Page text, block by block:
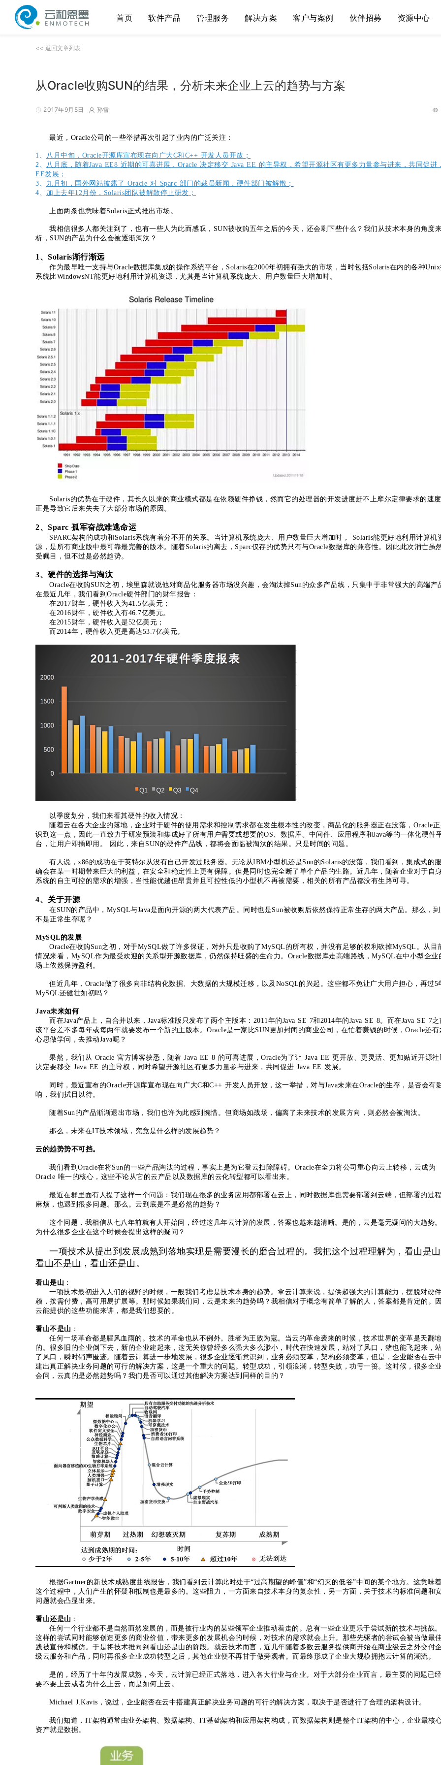
首页 软件产品 管理服务 解决方案 客户与案例 伙伴招募 资源中心
<< 返回文章列表
从Oracle收购SUN的结果，分析未来企业上云的趋势与方案
2017年9月5日 孙雪
最近，Oracle公司的一些举措再次引起了业内的广泛关注：
1、 八月中旬，Oracle开源库宣布现在向广大C和C++ 开发人员开放 ；
2、
八月底，随着Java EE8 近期的可喜进展，Oracle 决定移交 Java EE 的主导权，希望开源社区有更多力量参与进来，共同促进
EE发展 ；
3、 九月初，国外网站披露了 Oracle 对 Sparc 部门的裁员新闻，硬件部门被解散 ；
4、 加上去年12月份，Solaris团队被解散停止研发 ；
上面两条也意味着Solaris正式推出市场。
我相信很多人都关注到了，也有一些人为此而感叹，SUN被收购五年之后的今天，还会剩下些什么？我们从技术本身的角度
析，SUN的产品为什么会被逐渐淘汰？
1、Solaris渐行渐远
作为最早唯一支持与Oracle数据库集成的操作系统平台，Solaris在2000年初拥有强大的市场，当时包括Solaris在内的各种
系统比WindowsNT能更好地利用计算机资源，尤其是当计算机系统庞大、用户数量巨大增加时。
Solaris的优势在于硬件，其长久以来的商业模式都是在依赖硬件挣钱，然而它的处理器的开发进度赶不上摩尔定律要求的速
正是导致它后来失去了大部分市场的原因。
2、Sparc 孤军奋战难逃命运
SPARC架构的成功和Solaris系统有着分不开的关系。当计算机系统庞大、用户数量巨大增加时， Solaris能更好地利用计算机
源，是所有商业版中最可靠最完善的版本。随着Solaris的离去，Sparc仅存的优势只有与Oracle数据库的兼容性。因此此次消亡虽
受瞩目，但不过是必然趋势。
3、硬件的选择与淘汰
Oracle在收购SUN之初，埃里森就说他对商品化服务器市场没兴趣，会淘汰掉Sun的众多产品线，只集中于非常强大的高端产
在最近几年，我们看到Oracle硬件部门的财年报告：
在2017财年，硬件收入为41.5亿美元；
在2016财年，硬件收入有46.7亿美元。
在2015财年，硬件收入是52亿美元；
而2014年，硬件收入更是高达53.7亿美元。
以季度划分，我们来看其硬件的收入情况：
随着云在各大企业的落地，企业对于硬件的使用需求和控制需求都在发生根本性的改变，商品化的服务器正在没落，Oracle
识到这一点，因此一直致力于研发预装和集成好了所有用户需要或想要的OS、数据库、中间件、应用程序和Java等的一体化硬件
台，让用户即插即用。 因此，来自SUN的硬件产品线，都将会面临被淘汰的结果。只是时间的问题。
有人说，x86的成功在于英特尔从没有自己开发过服务器。无论从IBM小型机还是Sun的Solaris的没落，我们看到，集成式的
确会在某一时期带来巨大的利益，在安全和稳定性上更有保障。但是同时也完全断了单个产品的生路。近几年，随着企业对于自
系统的自主可控的需求的增强，当性能优越但昂贵并且可控性低的小型机不再被需要，相关的所有产品都没有生路可寻。
4、关于开源
在SUN的产品中，MySQL与Java是面向开源的两大代表产品。同时也是Sun被收购后依然保持正常生存的两大产品。那么，
不是正常生存呢？
MySQL的发展
Oracle在收购Sun之初，对于MySQL做了许多保证，对外只是收购了MySQL的所有权，并没有足够的权利砍掉MySQL。从目
情况来看，MySQL作为最受欢迎的关系型开源数据库，仍然保持旺盛的生命力。Oracle数据库走高端路线，MySQL在中小型企业
场上依然保持盈利。
但近几年，Oracle做了很多向非结构化数据、大数据的大规模迁移，以及NoSQL的兴起。这些都不免让广大用户担心，再过5
MySQL还健壮如初吗？
Java未来如何
而在Java产品上，自合并以来，Java标准版只发布了两个主版本：2011年的Java SE 7和2014年的Java SE 8。而在Java SE 7之
该平台差不多每年或每两年就要发布一个新的主版本。Oracle是一家比SUN更加封闭的商业公司，在忙着赚钱的时候，Oracle还有
心思做学问，去推动Java呢？
果然，我们从 Oracle 官方博客获悉，随着 Java EE 8 的可喜进展，Oracle为了让 Java EE 更开放、更灵活、更加贴近开源社
决定要移交 Java EE 的主导权，同时希望开源社区有更多力量参与进来，共同促进 Java EE 发展。
同时，最近宣布的Oracle开源库宣布现在向广大C和C++ 开发人员开放，这一举措，对与Java未来在Oracle的生存，是否会有
响，我们拭目以待。
随着Sun的产品渐渐退出市场，我们也许为此感到惋惜。但商场如战场，偏离了未来技术的发展方向，则必然会被淘汰。
那么，未来在IT技术领域，究竟是什么样的发展趋势？
云的趋势势不可挡。
我们看到Oracle在将Sun的一些产品淘汰的过程，事实上是为它登云扫除障碍。Oracle在全力将公司重心向云上转移，云成为
Oracle 唯一的核心，这些不论从它的云产品以及数据库的云化转型都可以看出来。
最近在群里面有人提了这样一个问题：我们现在很多的业务应用都部署在云上，同时数据库也需要部署到云端，但部署的过
麻烦，也遇到很多问题。那么。云到底是不是必然的趋势？
这个问题，我相信从七八年前就有人开始问，经过这几年云计算的发展，答案也越来越清晰。是的，云是毫无疑问的大趋势
为什么很多企业在这个时候会提出这样的疑问？
一项技术从提出到发展成熟到落地实现是需要漫长的磨合过程的。我把这个过程理解为， 看山是山
看山不是山 ， 看山还是山 。
看山是山 ：
一项技术最初进入人们的视野的时候，一般我们考虑是技术本身的趋势。拿云计算来说，提供超强大的计算能力，摆脱对硬
赖，按需付费，高可用易扩展等。那时候如果我们问，云是未来的趋势吗？我相信对于概念有简单了解的人，答案都是肯定的。
云能提供的这些功能来讲，都是我们想要的。
看山不是山 ：
任何一场革命都是腥风血雨的。技术的革命也从不例外。胜者为王败为寇。当云的革命袭来的时候，技术世界的变革是天翻
的。很多旧的企业倒下去，新的企业建起来，这无关你曾经多么强大多么渺小，时代在快速发展，站对了风口，猪也能飞起来，
了风口，瞬时销声匿迹。随着云计算进一步地发展，很多企业逐渐意识到，业务必须变革，架构必须变革，但是，企业能否在云
建出真正解决业务问题的可行的解决方案，这是一个重大的问题。转型成功，引领浪潮，转型失败，功亏一篑。这时候，很多企
会问，云真的是必然趋势吗？我们是否可以通过其他解决方案达到同样的目的？
根据Gartner的新技术成熟度曲线报告，我们看到云计算此时处于“过高期望的峰值”和“幻灭的低谷”中间的某个地方。这意味
这个过程中，人们产生的怀疑和抵制也是最多的。这些阻力，一方面来自技术本身的复杂性，另一方面，关于技术的标准问题和
问题就会凸显出来。
看山还是山 ：
任何一个行业都不是自然而然发展的，而是被行业内的某些领军企业推动着走的。总有一些企业更乐于尝试新的技术与挑战
这样的尝试同时能够创造更多的商业价值，带来更多的发展机会的时候，对技术的需求就会上升。那些先驱者的尝试会被当做最
践被宣传和模仿。于是将技术推向到看山还是山的阶段。就云技术而言，近几年随着多数云服务提供商开始在商业级云之外交付
级云服务和产品，同时再很多企业成功转型之后，其他企业便不再甘于做旁观者。而最终形成了企业大规模拥抱云计算的潮流。
是的，经历了十年的发展成熟，今天，云计算已经正式落地，进入各大行业与企业。对于大部分企业而言，最主要的问题已
要不要上云或者为什么上云，而是如何上云。
Michael J.Kavis，说过，企业能否在云中搭建真正解决业务问题的可行的解决方案，取决于是否进行了合理的架构设计。
我们知道，IT架构通常由业务架构、数据架构、IT基础架构和应用架构构成，而数据架构则是整个IT架构的中心，企业最核
资产就是数据。